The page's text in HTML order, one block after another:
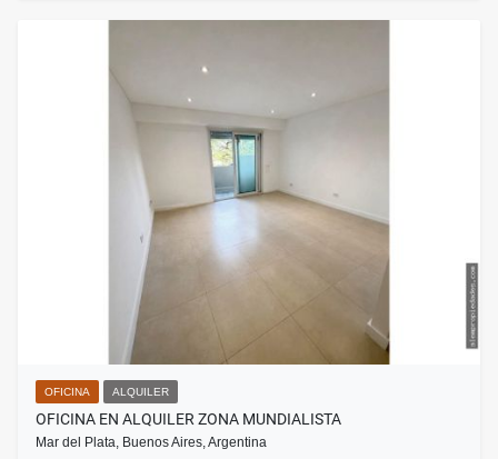
OFICINA ALQUILER
OFICINA EN ALQUILER ZONA MUNDIALISTA
Mar del Plata, Buenos Aires, Argentina